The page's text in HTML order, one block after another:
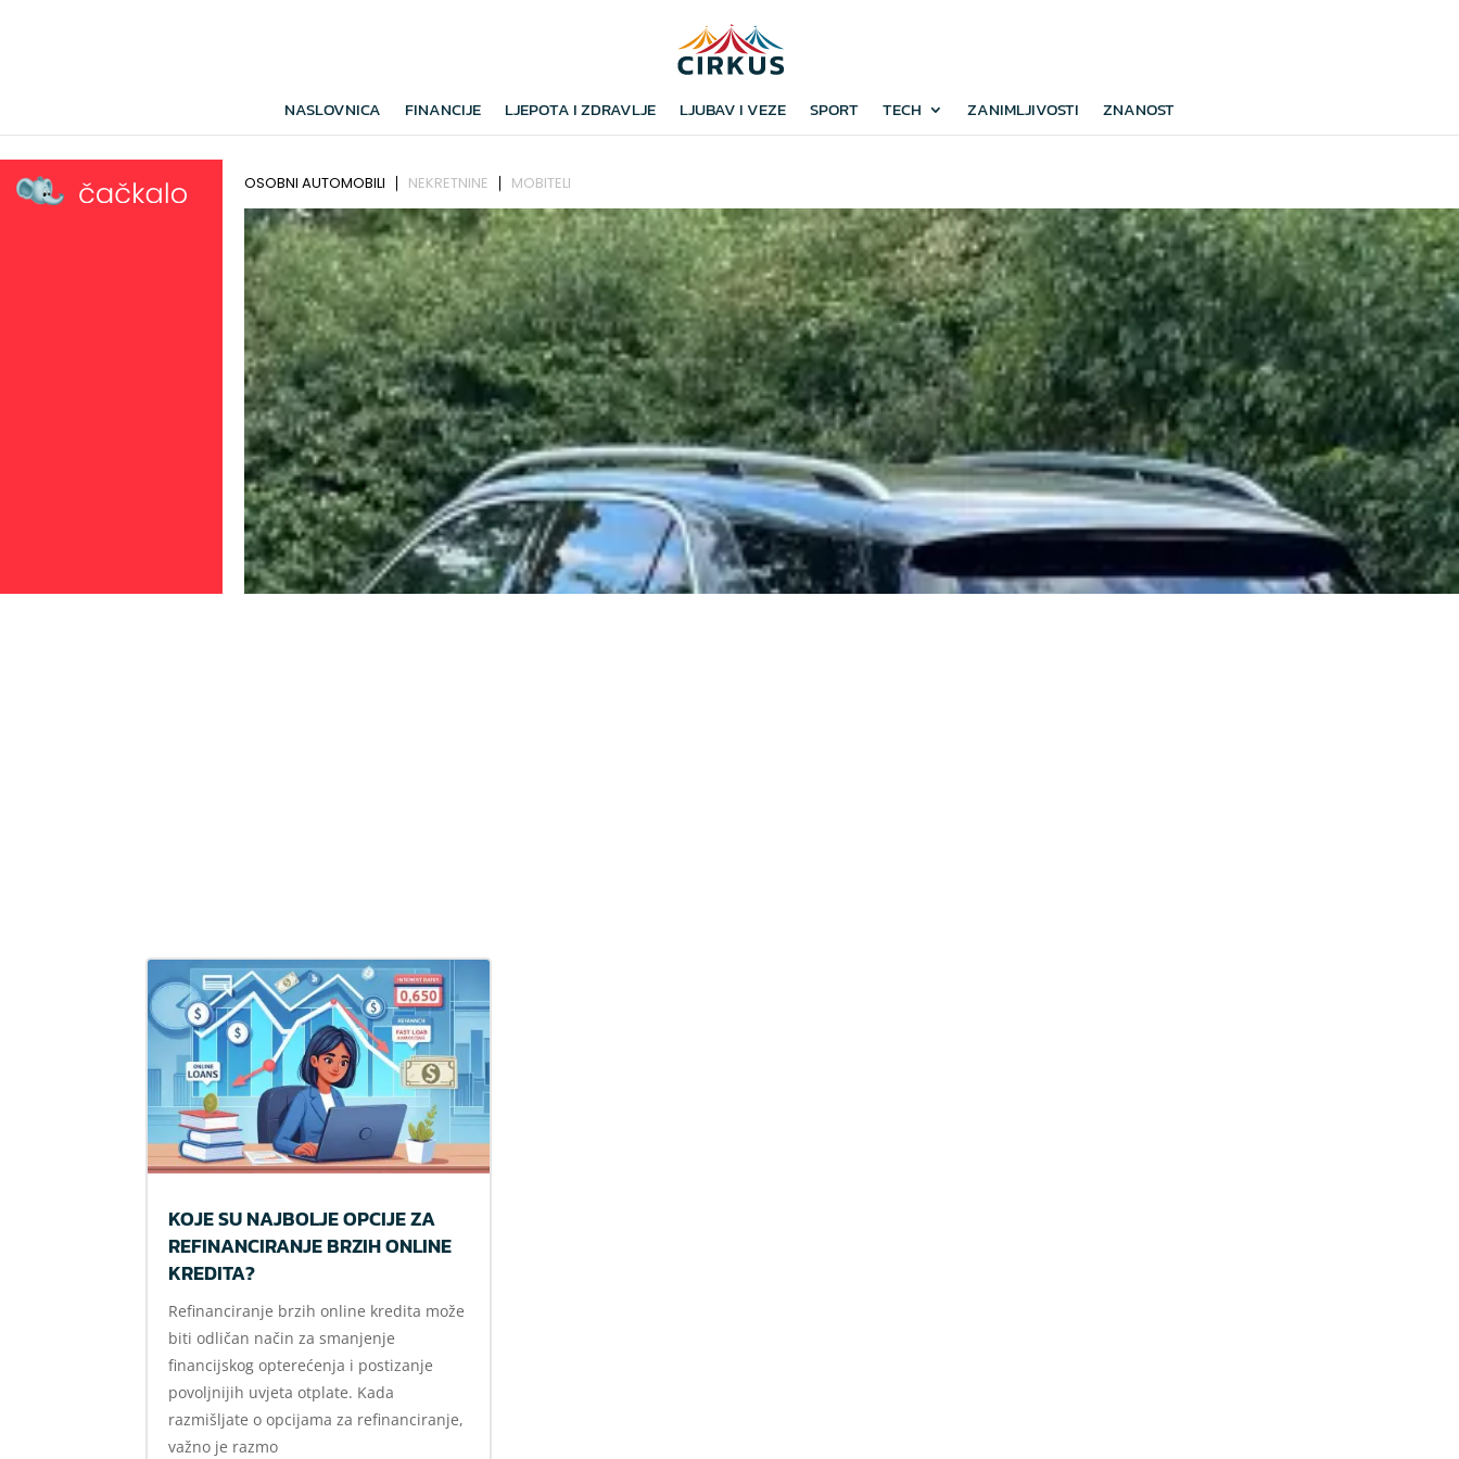
NASLOVNICA FINANCIJE LJEPOTA I ZDRAVLJE LJUBAV I VEZE SPORT TECH ZANIMLJIVOSTI ZNANOST
KOJE SU NAJBOLJE OPCIJE ZA
REFINANCIRANJE BRZIH ONLINE
KREDITA?
Refinanciranje brzih online kredita može
biti odličan način za smanjenje
financijskog opterećenja i postizanje
povoljnijih uvjeta otplate. Kada
razmišljate o opcijama za refinanciranje,
važno je razmo